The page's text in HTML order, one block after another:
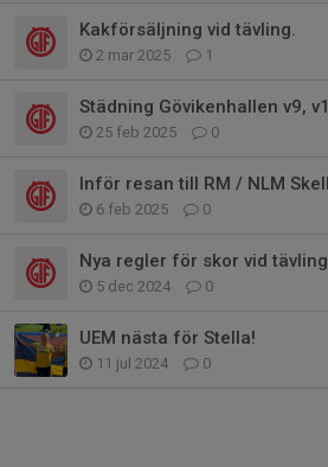
Kakförsäljning vid tävling.
2 mar 2025 1
Städning Gövikenhallen v9,
25 feb 2025 0
Inför resan till RM / NLM
6 feb 2025 0
Nya regler för skor vid
5 dec 2024 0
UEM nästa för Stella!
11 jul 2024 0